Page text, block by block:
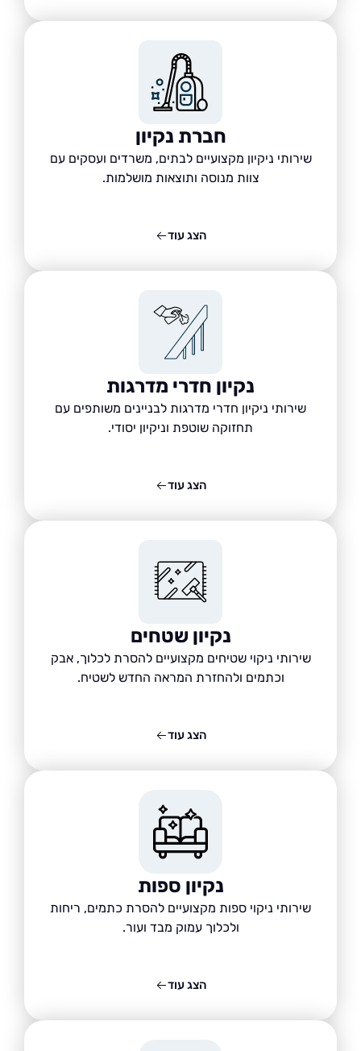
חברת נקיון
שירותי ניקיון מקצועיים לבתים, משרדים ועסקים עם
צוות מנוסה ותוצאות מושלמות.
נקיון חדרי מדרגות
שירותי ניקיון חדרי מדרגות לבניינים משותפים עם
תחזוקה שוטפת וניקיון יסודי.
נקיון שטחים
שירותי ניקוי שטיחים מקצועיים להסרת לכלוך, אבק
וכתמים ולהחזרת המראה החדש לשטיח.
נקיון ספות
שירותי ניקוי ספות מקצועיים להסרת כתמים, ריחות
ולכלוך עמוק מבד ועור.